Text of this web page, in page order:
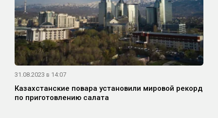
31.08.2023 в 14:07
Казахстанские повара установили мировой рекорд
по приготовлению салата